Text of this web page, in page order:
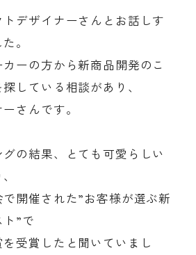
デザイナーさんとお話しす
。
ーの方から新商品開発のこ
している相談があり、
さんです。
の結果、とても可愛らしい
開催された”お客様が選ぶ新
”で
受賞したと聞いていまし